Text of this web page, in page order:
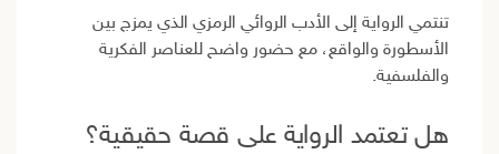
تنتمي الرواية إلى الأدب الروائي الرمزي الذي يمزج بين
الأسطورة والواقع، مع حضور واضح للعناصر الفكرية
والفلسفية.
هل تعتمد الرواية على قصة حقيقية؟